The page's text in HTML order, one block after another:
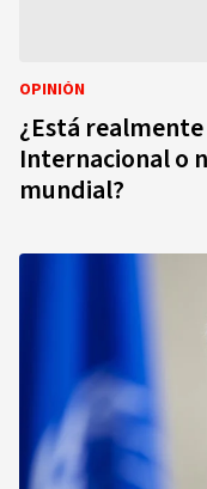
OPINIÓN
¿Está
Internacional o
mundial?